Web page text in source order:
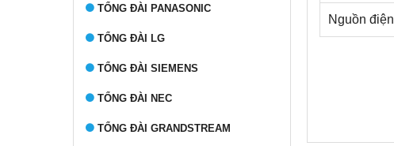
TỔNG ĐÀI PANASONIC
TỔNG ĐÀI LG
TỔNG ĐÀI SIEMENS
TỔNG ĐÀI NEC
TỔNG ĐÀI GRANDSTREAM
Nguồn điện